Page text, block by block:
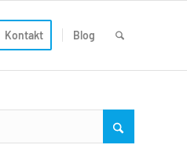
Kontakt Blog